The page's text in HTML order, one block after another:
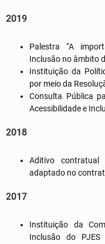
2019
Palestra “A
Inclusão no âmbito
Instituição da
por meio da
Consulta Pública
Acessibilidade e
2018
Aditivo
adaptado no
2017
Instituição da
Inclusão do